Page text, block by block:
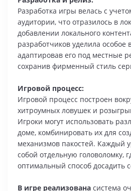
Разработка игры велась с
аудитории, что отразилось в
добавлении локального
разработчиков уделила
адаптировав его под местные
сохранив фирменный стиль
Игровой процесс:
Игровой процесс построен
хитроумных ловушек и
Игроки могут использовать
доме, комбинировать их для
механизмов пакостей. Каждый
собой отдельную головоломку,
оптимальный способ досадить
В игре реализована система